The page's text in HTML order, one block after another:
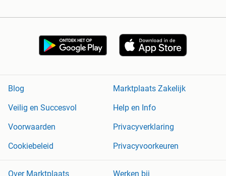
Blog
Marktplaats Zakelijk
Veilig en Succesvol
Help en Info
Voorwaarden
Privacyverklaring
Cookiebeleid
Privacyvoorkeuren
Over Marktplaats Werken bij